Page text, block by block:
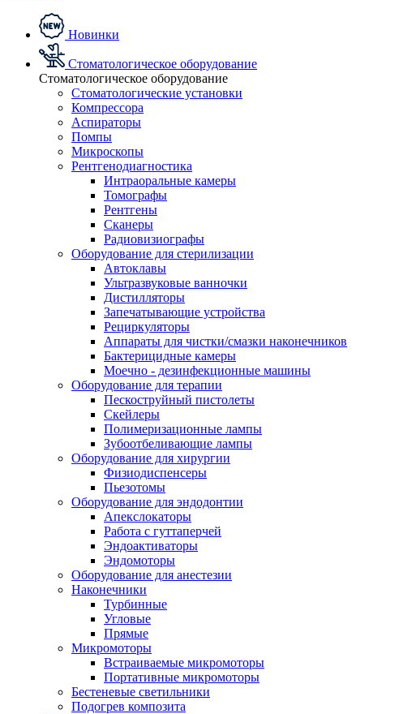
Новинки
Стоматологическое оборудование
Стоматологическое оборудование
Стоматологические установки
Компрессора
Аспираторы
Помпы
Микроскопы
Рентгенодиагностика
Интраоральные камеры
Томографы
Рентгены
Сканеры
Радиовизиографы
Оборудование для стерилизации
Автоклавы
Ультразвуковые ванночки
Дистилляторы
Запечатывающие устройства
Рециркуляторы
Аппараты для чистки/смазки наконечников
Бактерицидные камеры
Моечно - дезинфекционные машины
Оборудование для терапии
Пескоструйный пистолеты
Скейлеры
Полимеризационные лампы
Зубоотбеливающие лампы
Оборудование для хирургии
Физиодиспенсеры
Пьезотомы
Оборудование для эндодонтии
Апекслокаторы
Работа с гуттаперчей
Эндоактиваторы
Эндомоторы
Оборудование для анестезии
Наконечники
Турбинные
Угловые
Прямые
Микромоторы
Встраиваемые микромоторы
Портативные микромоторы
Бестеневые светильники
Подогрев композита